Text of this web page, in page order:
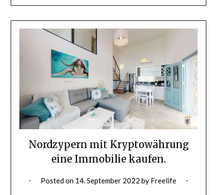
Nordzypern mit Kryptowährung
eine Immobilie kaufen.
Posted on 14. September 2022 by Freelife